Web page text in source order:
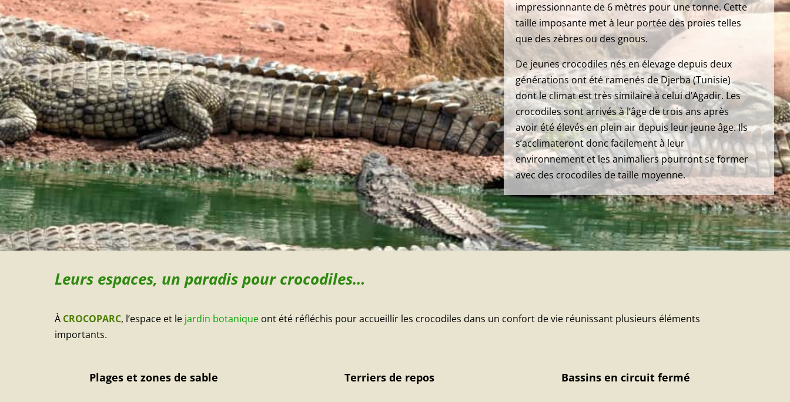
impressionnante de 6 mètres pour une tonne. Cette
taille imposante met à leur portée des proies telles
que des zèbres ou des gnous.
De jeunes crocodiles nés en élevage depuis deux
générations ont été ramenés de Djerba (Tunisie)
dont le climat est très similaire à celui d’Agadir. Les
crocodiles sont arrivés à l’âge de trois ans après
avoir été élevés en plein air depuis leur jeune âge. Ils
s’acclimateront donc facilement à leur
environnement et les animaliers pourront se former
avec des crocodiles de taille moyenne.
Leurs espaces, un paradis pour crocodiles…
ÀCROCOPARC, l’espace et le jardin botaniqueont été réfléchis pour accueillir les crocodiles dans un confort de vie réunissant plusieurs éléments
importants.
Plages et zones de sable Terriers de repos Bassins en circuit fermé